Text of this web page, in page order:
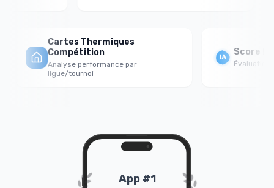
Cartes Thermiques
Compétition
Analyse performance par
ligue/tournoi
Score
Évaluation
App #1